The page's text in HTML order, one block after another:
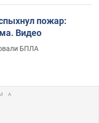
пожар:
Видео
БПЛА